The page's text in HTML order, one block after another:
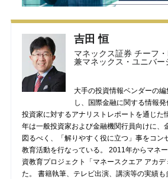
吉田 恒
マネックス証券 チーフ
兼マネックス・ユニバー
大手の投資情報ベンダーの
し、国際金融に関する情報
投資家に対するアナリストレポートを通じた
年は一般投資家および金融機関行員向けに、
図るべく、「解りやすく役に立つ」事をコン
教育活動を行なっている。 2011年からマネ
資教育プロジェクト「マネースクエア アカ
た。 書籍執筆、テレビ出演、講演等の実績も